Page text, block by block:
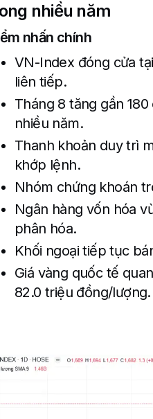
nhiều năm
nhấn chính
VN-Index đóng cửa
liên tiếp.
Tháng 8 tăng gần
nhiều năm.
Thanh khoản duy trì
khớp lệnh.
Nhóm chứng khoán
Ngân hàng vốn hóa
phân hóa.
Khối ngoại tiếp tục
Giá vàng quốc tế
82.0 triệu đồng/lượng.